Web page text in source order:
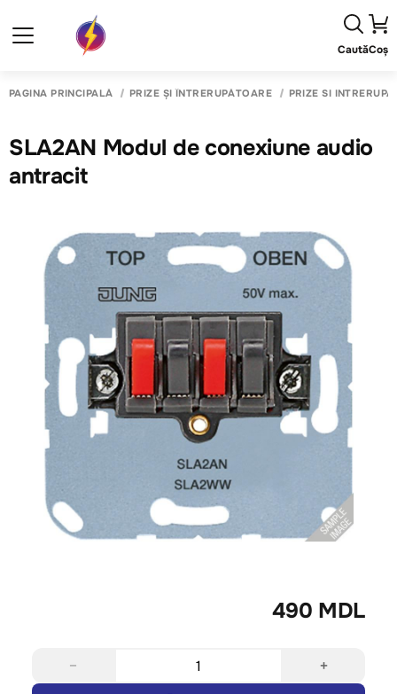
CautăCoș
PAGINA PRINCIPALĂ PRIZE ȘI ÎNTRERUPĂTOARE PRIZE SI
SLA2AN Modul de conexiune audio
antracit
490 MDL
− +